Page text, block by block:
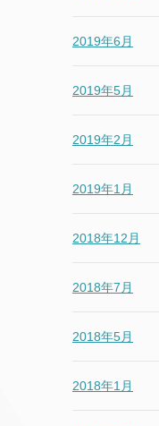
2019年6月
2019年5月
2019年2月
2019年1月
2018年12月
2018年7月
2018年5月
2018年1月